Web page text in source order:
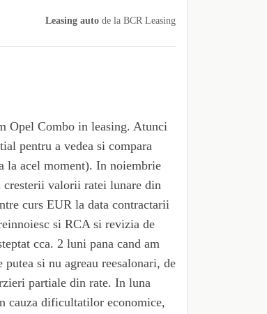
Leasing auto de la BCR Leasing
Opel Combo in leasing. Atunci
pentru a vedea si compara
la acel moment). In noiembrie
cresterii valorii ratei lunare din
curs EUR la data contractarii
si RCA si revizia de
cca. 2 luni pana cand am
si nu agreau reesalonari, de
partiale din rate. In luna
cauza dificultatilor economice,